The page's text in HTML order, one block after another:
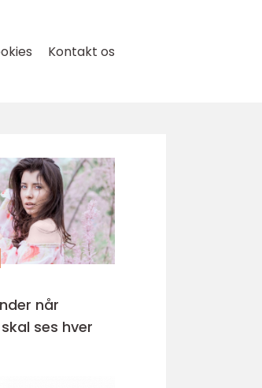
Kontakt os
når
ses hver